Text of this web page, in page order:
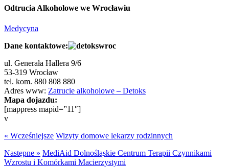
Odtrucia Alkoholowe we Wrocławiu
Medycyna
Dane kontaktowe:
ul. Generała Hallera 9/6
53-319 Wrocław
tel. kom. 880 808 880
Adres www: Zatrucie alkoholowe – Detoks
Mapa dojazdu:
[mappress mapid=”11″]
v
« Wcześniejsze Wizyty domowe lekarzy rodzinnych
Następne » MediAid Dolnośląskie Centrum Terapii Czynnikami
Wzrostu i Komórkami Macierzystymi